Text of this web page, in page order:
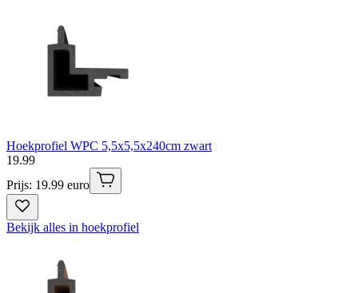
Hoekprofiel WPC 5,5x5,5x240cm zwart
19.99
Prijs: 19.99 euro
Bekijk alles in hoekprofiel